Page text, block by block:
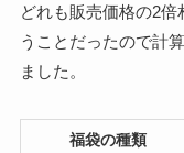
どれも販売価格の2
うことだったので計
ました。
福袋の種類